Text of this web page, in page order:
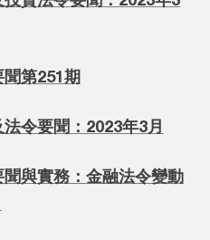
第251期
令要聞：2023年3月
與實務：金融法令變動